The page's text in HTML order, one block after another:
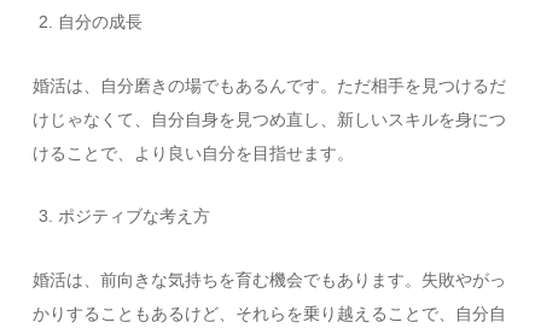
自分の成長
婚活は、自分磨きの場でもあるんです。ただ相手を見つけるだ
けじゃなくて、自分自身を見つめ直し、新しいスキルを身につ
けることで、より良い自分を目指せます。
ポジティブな考え方
婚活は、前向きな気持ちを育む機会でもあります。失敗やがっ
かりすることもあるけど、それらを乗り越えることで、自分自